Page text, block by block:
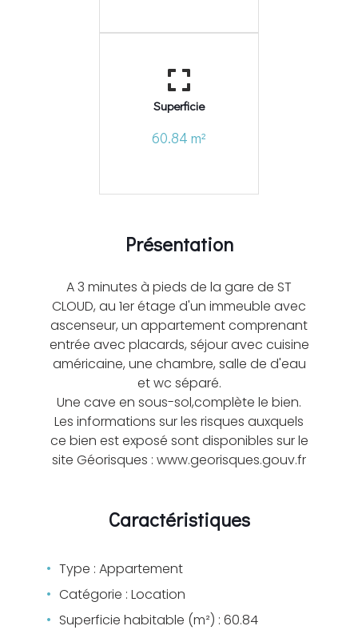
Superficie
60.84 m²
Présentation
A 3 minutes à pieds de la gare de ST
CLOUD, au 1er étage d'un immeuble avec
ascenseur, un appartement comprenant
entrée avec placards, séjour avec cuisine
américaine, une chambre, salle de d'eau
et wc séparé.
Une cave en sous-sol,complète le bien.
Les informations sur les risques auxquels
ce bien est exposé sont disponibles sur le
site Géorisques : www.georisques.gouv.fr
Caractéristiques
Type : Appartement
Catégorie : Location
Superficie habitable (m²) : 60.84